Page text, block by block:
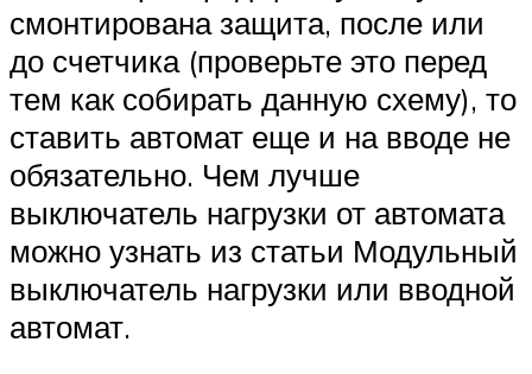
смонтирована защита, после или
до счетчика (проверьте это перед
тем как собирать данную схему), то
ставить автомат еще и на вводе не
обязательно. Чем лучше
выключатель нагрузки от автомата
можно узнать из статьи Модульный
выключатель нагрузки или вводной
автомат.